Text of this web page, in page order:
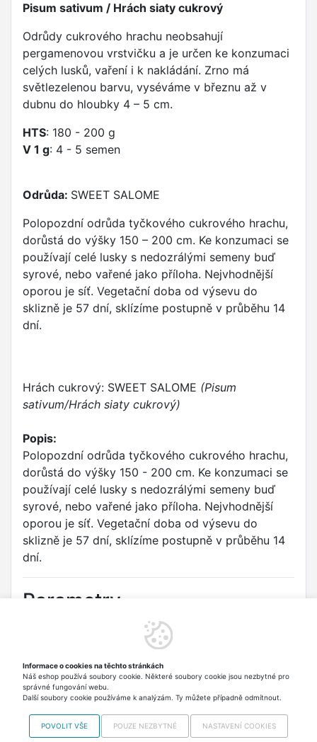
Pisum sativum / Hrách siaty cukrový
Odrůdy cukrového hrachu neobsahují
pergamenovou vrstvičku a je určen ke konzumaci
celých lusků, vaření i k nakládání. Zrno má
světlezelenou barvu, vyséváme v březnu až v
dubnu do hloubky 4 – 5 cm.
HTS: 180 - 200 g
V 1 g: 4 - 5 semen
Odrůda: SWEET SALOME
Polopozdní odrůda tyčkového cukrového hrachu,
dorůstá do výšky 150 – 200 cm. Ke konzumaci se
používají celé lusky s nedozrálými semeny buď
syrové, nebo vařené jako příloha. Nejvhodnější
oporou je síť. Vegetační doba od výsevu do
sklizně je 57 dní, sklízíme postupně v průběhu 14
dní.
Hrách cukrový: SWEET SALOME (Pisum
sativum/Hrách siaty cukrový)
Popis:
Polopozdní odrůda tyčkového cukrového hrachu,
dorůstá do výšky 150 - 200 cm. Ke konzumaci se
používají celé lusky s nedozrálými semeny buď
syrové, nebo vařené jako příloha. Nejvhodnější
oporou je síť. Vegetační doba od výsevu do
sklizně je 57 dní, sklízíme postupně v průběhu 14
dní.
Parametry
Typ:Zelenina
Najdete nás i naMALL.CZ Copyright © 2012-2026
Informace o cookies na těchto stránkách
Náš eshop používá soubory cookie. Některé soubory cookie jsou nezbytné pro
správné fungování webu.
Další soubory cookie používáme k analýzám. Ty můžete případně odmítnout.
POVOLIT VŠE POUZE NEZBYTNÉ NASTAVENÍ COOKIES